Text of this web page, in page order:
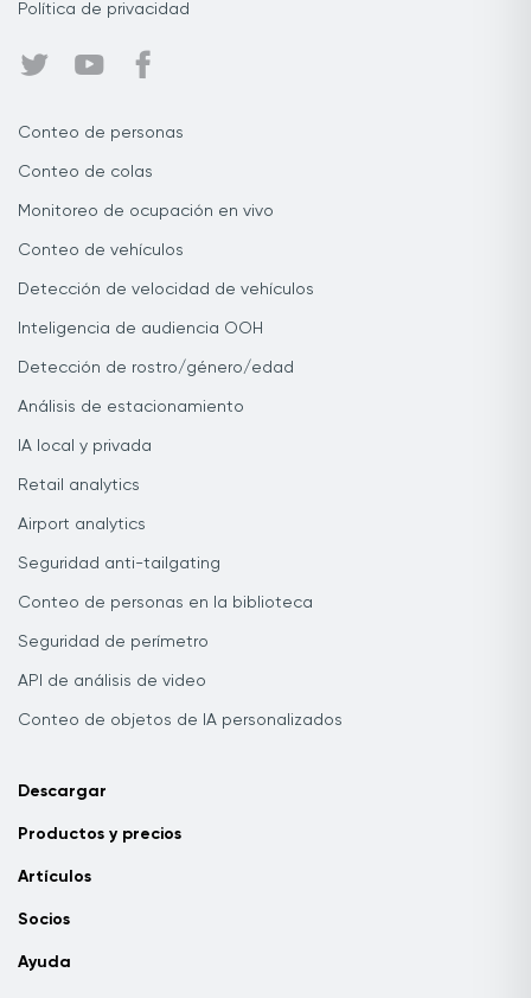
Política de privacidad
Conteo de personas
Conteo de colas
Monitoreo de ocupación en vivo
Conteo de vehículos
Detección de velocidad de vehículos
Inteligencia de audiencia OOH
Detección de rostro/género/edad
Análisis de estacionamiento
IA local y privada
Retail analytics
Airport analytics
Seguridad anti-tailgating
Conteo de personas en la biblioteca
Seguridad de perímetro
API de análisis de video
Conteo de objetos de IA personalizados
Descargar
Productos y precios
Artículos
Socios
Ayuda